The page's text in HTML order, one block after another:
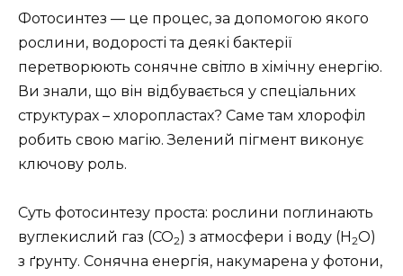
Фотосинтез — це процес, за допомогою якого
рослини, водорості та деякі бактерії
перетворюють сонячне світло в хімічну енергію.
Ви знали, що він відбувається у спеціальних
структурах – хлоропластах? Саме там хлорофіл
робить свою магію. Зелений пігмент виконує
ключову роль.
Суть фотосинтезу проста: рослини поглинають
вуглекислий газ (CO2) з атмосфери і воду (H2O)
з ґрунту. Сонячна енергія, накумарена у фотони,